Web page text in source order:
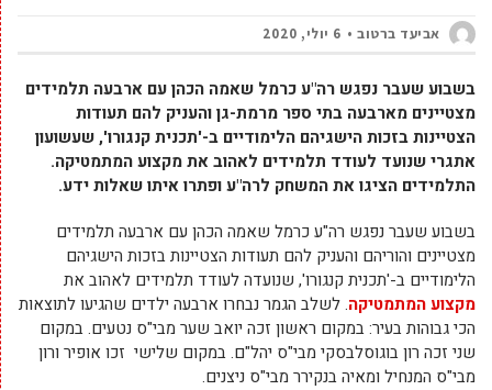
אביעד ברטוב 6 יולי, 2020
בשבוע שעבר נפגש רה"ע כרמל שאמה הכהן עם ארבעה תלמידים
מצטיינים מארבעה בתי ספר מרמת-גן והעניק להם תעודות
הצטיינות בזכות הישגיהם הלימודיים ב-'תכנית קנגורו', שעשועון
אתגרי שנועד לעודד תלמידים לאהוב את מקצוע המתמטיקה.
התלמידים הציגו את המשחק לרה"ע ופתרו איתו שאלות ידע.
בשבוע שעבר נפגש רה"ע כרמל שאמה הכהן עם ארבעה תלמידים
מצטיינים והוריהם והעניק להם תעודות הצטיינות בזכות הישגיהם
הלימודיים ב-'תכנית קנגורו', שנועדה לעודד תלמידים לאהוב את
מקצוע המתמטיקה. לשלב הגמר נבחרו ארבעה ילדים שהגיעו לתוצאות
הכי גבוהות בעיר: במקום ראשון זכה יואב שער מבי"ס נטעים. במקום
שני זכה רון בוגוסלבסקי מבי"ס יהל"ם. במקום שלישי זכו אופיר ורון
מבי"ס המנחיל ומאיה בנקירר מבי"ס ניצנים.